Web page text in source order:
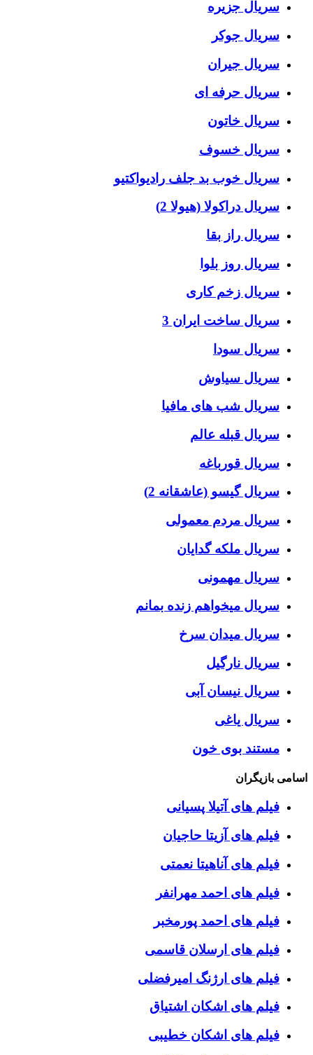
سریال جزیره
سریال جوکر
سریال جیران
سریال حرفه ای
سریال خاتون
سریال خسوف
سریال خوب بد جلف رادیواکتیو
سریال دراکولا (هیولا 2)
سریال راز بقا
سریال روز بلوا
سریال زخم کاری
سریال ساخت ایران 3
سریال سودا
سریال سیاوش
سریال شب های مافیا
سریال قبله عالم
سریال قورباغه
سریال گیسو (عاشقانه 2)
سریال مردم معمولی
سریال ملکه گدایان
سریال مهمونی
سریال میخواهم زنده بمانم
سریال میدان سرخ
سریال نارگیل
سریال نیسان آبی
سریال یاغی
مستند بوی خون
اسامی بازیگران
فیلم های آتیلا پسیانی
فیلم های آزیتا حاجیان
فیلم های آناهیتا نعمتی
فیلم های احمد مهرانفر
فیلم های احمد پورمخبر
فیلم های ارسلان قاسمی
فیلم های ارژنگ امیرفضلی
فیلم های اشکان اشتیاق
فیلم های اشکان خطیبی